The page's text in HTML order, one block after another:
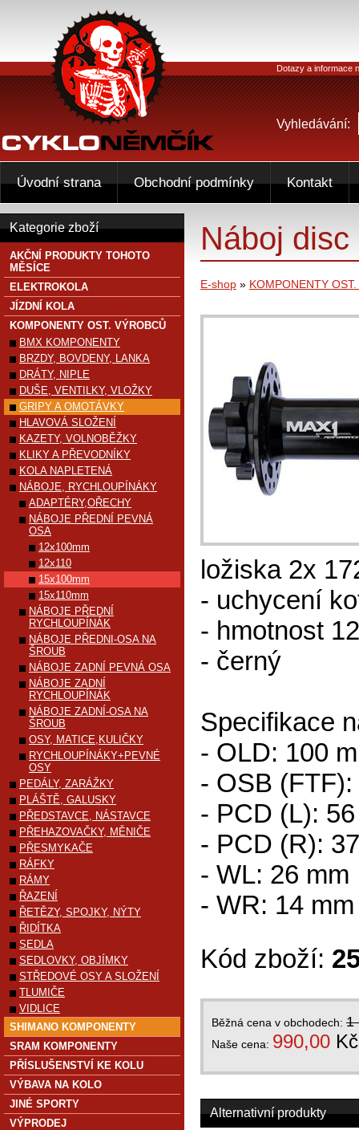
Náboj
E-shop » KOMPONENTY
ložiska 2x
- uchycení
- hmotnost
- černý
Specifikace
- OLD: 100
- OSB
- PCD (L):
- PCD (R):
- WL: 26 mm
- WR: 14 mm
Kód zboží:
Běžná cena v obchodech: 1
Naše cena: 990,00 Kč
Alternativní produkty
Kategorie zboží
AKČNÍ PRODUKTY TOHOTO
MĚSÍCE
ELEKTROKOLA
JÍZDNÍ KOLA
KOMPONENTY OST. VÝROBCŮ
BMX KOMPONENTY
BRZDY, BOVDENY, LANKA
DRÁTY, NIPLE
DUŠE, VENTILKY, VLOŽKY
GRIPY A OMOTÁVKY
HLAVOVÁ SLOŽENÍ
KAZETY, VOLNOBĚŽKY
KLIKY A PŘEVODNÍKY
KOLA NAPLETENÁ
NÁBOJE, RYCHLOUPÍNÁKY
ADAPTÉRY,OŘECHY
NÁBOJE PŘEDNÍ PEVNÁ
OSA
12x100mm
12x110
15x100mm
15x110mm
NÁBOJE PŘEDNÍ
RYCHLOUPÍNÁK
NÁBOJE PŘEDNI-OSA NA
ŠROUB
NÁBOJE ZADNÍ PEVNÁ OSA
NÁBOJE ZADNÍ
RYCHLOUPÍNÁK
NÁBOJE ZADNÍ-OSA NA
ŠROUB
OSY, MATICE,KULIČKY
RYCHLOUPÍNÁKY+PEVNÉ
OSY
PEDÁLY, ZARÁŽKY
PLÁŠTĚ, GALUSKY
PŘEDSTAVCE, NÁSTAVCE
PŘEHAZOVAČKY, MĚNIČE
PŘESMYKAČE
RÁFKY
RÁMY
ŘAZENÍ
ŘETĚZY, SPOJKY, NÝTY
ŘIDÍTKA
SEDLA
SEDLOVKY, OBJÍMKY
STŘEDOVÉ OSY A SLOŽENÍ
TLUMIČE
VIDLICE
SHIMANO KOMPONENTY
SRAM KOMPONENTY
PŘÍSLUŠENSTVÍ KE KOLU
VÝBAVA NA KOLO
JINÉ SPORTY
VÝPRODEJ
Dotazy a informace
Vyhledávání:
Úvodní strana Obchodní podmínky Kontakt